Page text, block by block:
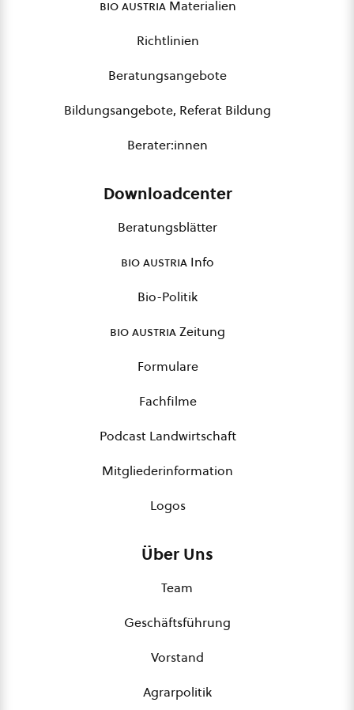
bio austriaMaterialien
Richtlinien
Beratungsangebote
Bildungsangebote, Referat Bildung
Berater:innen
Downloadcenter
Beratungsblätter
bio austria Info
Bio-Politik
bio austriaZeitung
Formulare
Fachfilme
Podcast Landwirtschaft
Mitgliederinformation
Logos
Über Uns
Team
Geschäftsführung
Vorstand
Agrarpolitik